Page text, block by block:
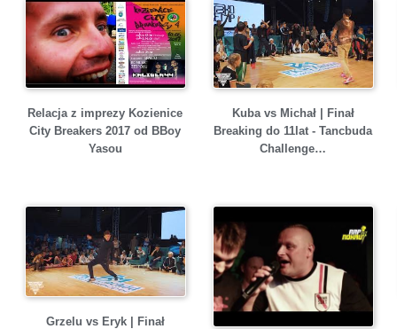
Relacja z imprezy Kozienice
City Breakers 2017 od BBoy
Yasou
Kuba vs Michał | Finał
Breaking do 11lat - Tancbuda
Challenge…
Grzelu vs Eryk | Finał